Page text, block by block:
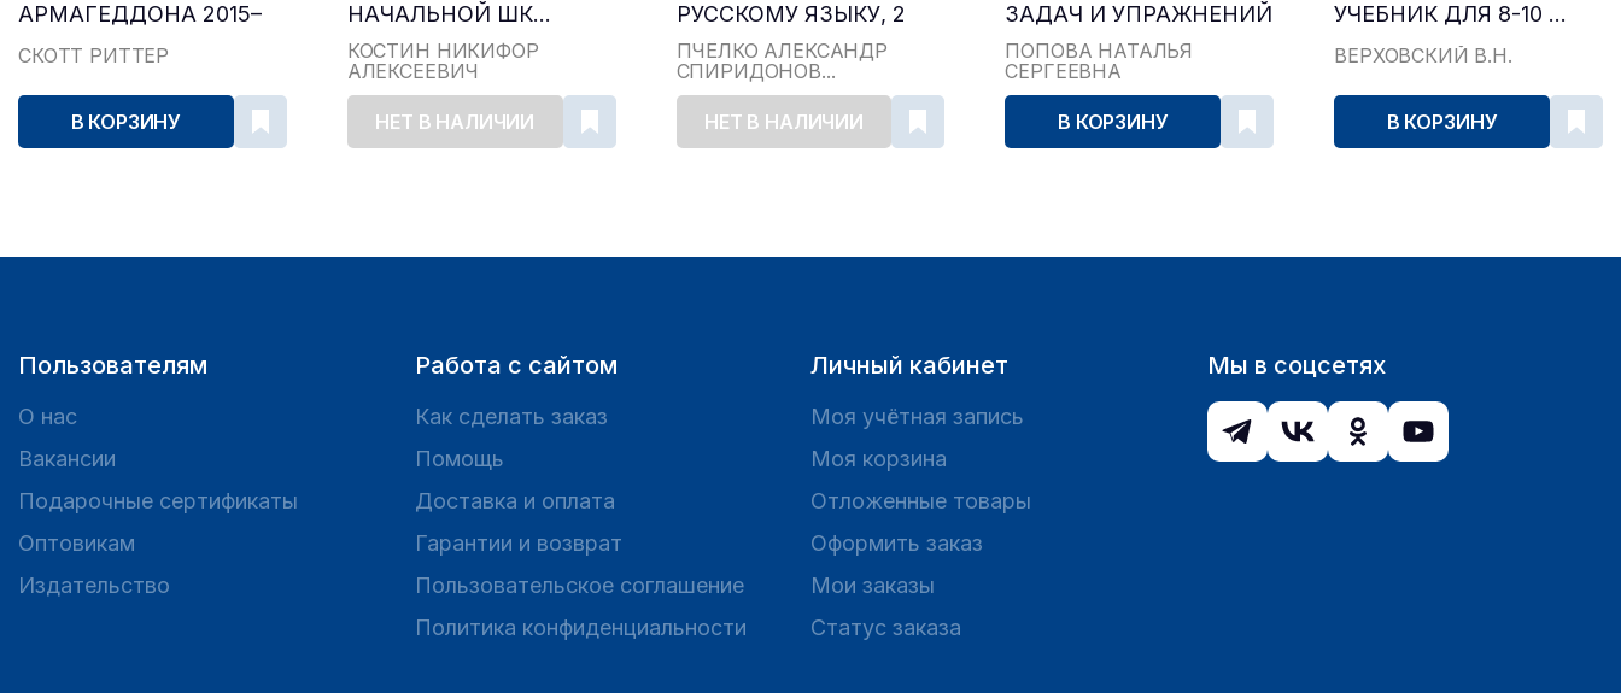
АРМАГЕДДОНА 2015–
2024
СКОТТ РИТТЕР
В КОРЗИНУ
НАЧАЛЬНОЙ ШК...
КОСТИН НИКИФОР
АЛЕКСЕЕВИЧ
НЕТ В НАЛИЧИИ
РУССКОМУ ЯЗЫКУ, 2
КЛАСС...
ПЧЁЛКО АЛЕКСАНДР
СПИРИДОНОВ...
НЕТ В НАЛИЧИИ
ЗАДАЧ И УПРАЖНЕНИЙ
ДЛЯ НА...
ПОПОВА НАТАЛЬЯ
СЕРГЕЕВНА
В КОРЗИНУ
УЧЕБНИК ДЛЯ 8-10 ...
ВЕРХОВСКИЙ В.Н.
В КОРЗИНУ
Пользователям
О нас
Вакансии
Подарочные сертификаты
Оптовикам
Издательство
Работа с сайтом
Как сделать заказ
Помощь
Доставка и оплата
Гарантии и возврат
Пользовательское соглашение
Политика конфиденциальности
Личный кабинет
Моя учётная запись
Моя корзина
Отложенные товары
Оформить заказ
Мои заказы
Статус заказа
Мы в соцсетях